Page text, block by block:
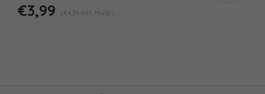
€3,99 (€4,39 Inkl. MwSt.)